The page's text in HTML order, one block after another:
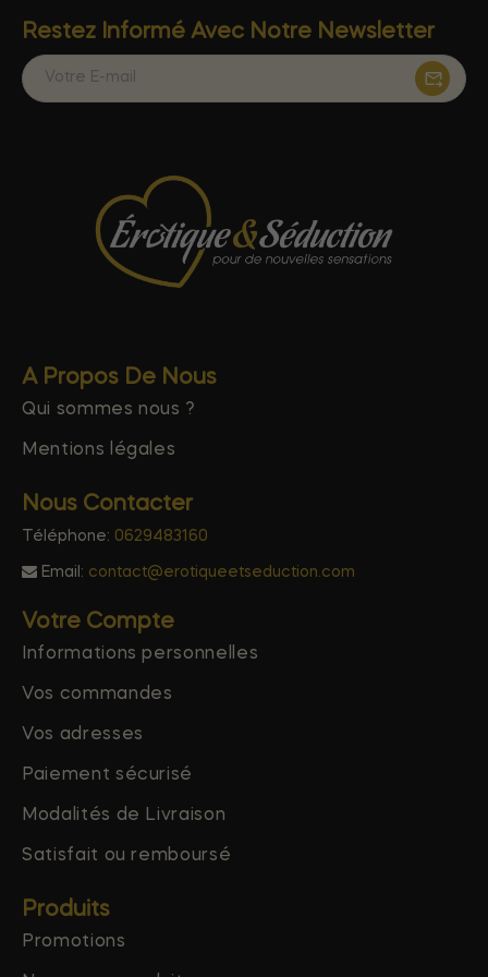
Restez Informé Avec Notre Newsletter
A Propos De Nous
Qui sommes nous ?
Mentions légales
Nous Contacter
Téléphone: 0629483160
Email: contact@erotiqueetseduction.com
Votre Compte
Informations personnelles
Vos commandes
Vos adresses
Paiement sécurisé
Modalités de Livraison
Satisfait ou remboursé
Produits
Promotions